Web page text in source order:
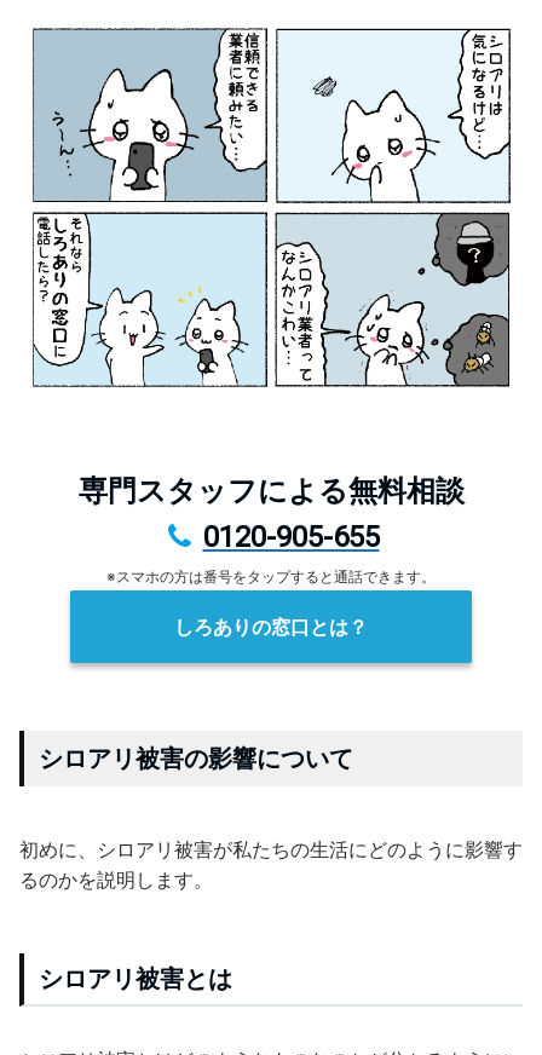
専門スタッフによる無料相談
0120-905-655
※スマホの方は番号をタップすると通話できます。
しろありの窓口とは？
シロアリ被害の影響について
初めに、シロアリ被害が私たちの生活にどのように影響す
るのかを説明します。
シロアリ被害とは